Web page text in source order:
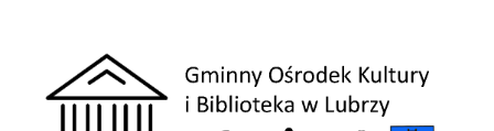
Kultury